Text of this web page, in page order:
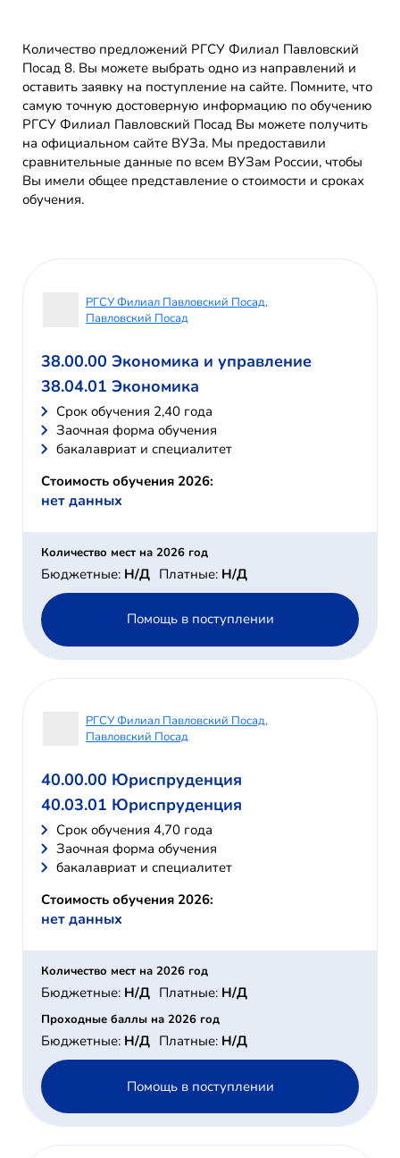
Количество предложений РГСУ Филиал Павловский
Посад 8. Вы можете выбрать одно из направлений и
оставить заявку на поступление на сайте. Помните, что
самую точную достоверную информацию по обучению
РГСУ Филиал Павловский Посад Вы можете получить
на официальном сайте ВУЗа. Мы предоставили
сравнительные данные по всем ВУЗам России, чтобы
Вы имели общее представление о стоимости и сроках
обучения.
РГСУ Филиал Павловский Посад,
Павловский Посад
38.00.00 Экономика и управление
38.04.01 Экономика
Cрок обучения 2,40 года
Заочная форма обучения
бакалавриат и специалитет
Стоимость обучения 2026:
нет данных
Количество мест на 2026 год
Бюджетные: Н/Д Платные: Н/Д
Помощь в поступлении
РГСУ Филиал Павловский Посад,
Павловский Посад
40.00.00 Юриспруденция
40.03.01 Юриспруденция
Cрок обучения 4,70 года
Заочная форма обучения
бакалавриат и специалитет
Стоимость обучения 2026:
нет данных
Количество мест на 2026 год
Бюджетные: Н/Д Платные: Н/Д
Проходные баллы на 2026 год
Бюджетные: Н/Д Платные: Н/Д
Помощь в поступлении